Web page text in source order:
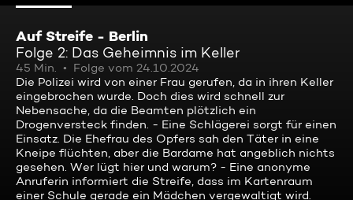
Auf Streife - Berlin
Folge 2: Das Geheimnis im Keller
45 Min.
Folge vom 24.10.2024
Die Polizei wird von einer Frau gerufen, da in ihren Keller
eingebrochen wurde. Doch dies wird schnell zur
Nebensache, da die Beamten plötzlich ein
Drogenversteck finden. - Eine Schlägerei sorgt für einen
Einsatz. Die Ehefrau des Opfers sah den Täter in eine
Kneipe flüchten, aber die Bardame hat angeblich nichts
gesehen. Wer lügt hier und warum? - Eine anonyme
Anruferin informiert die Streife, dass im Kartenraum
einer Schule gerade ein Mädchen vergewaltigt wird.